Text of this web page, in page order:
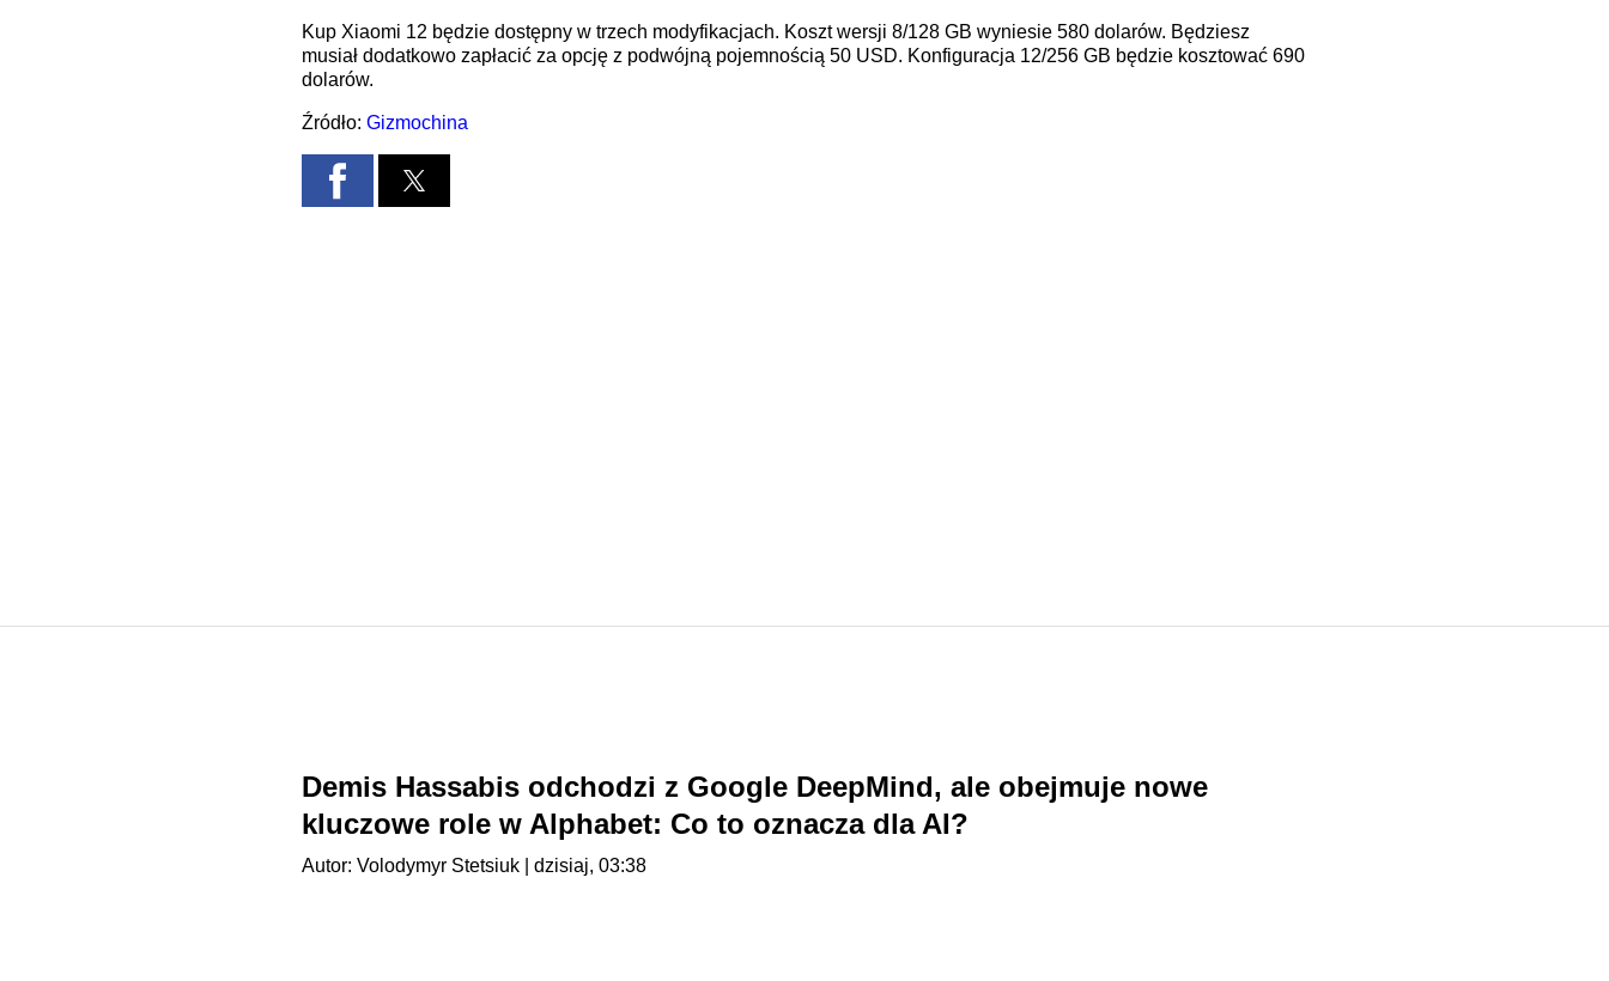
Kup Xiaomi 12 będzie dostępny w trzech modyfikacjach. Koszt wersji 8/128 GB wyniesie 580 dolarów. Będziesz
musiał dodatkowo zapłacić za opcję z podwójną pojemnością 50 USD. Konfiguracja 12/256 GB będzie kosztować 690
dolarów.
Źródło: Gizmochina